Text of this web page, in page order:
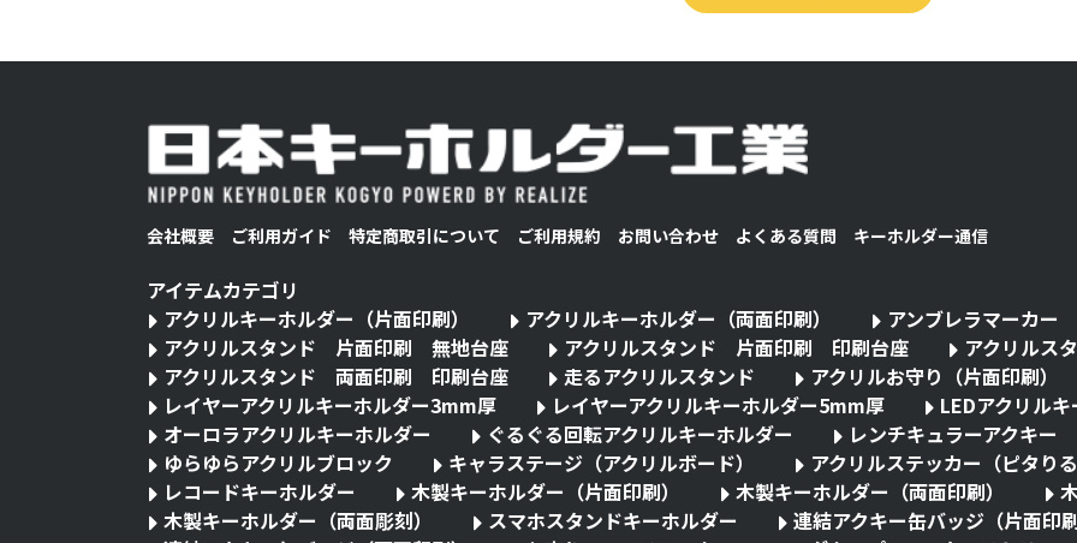
会社概要 ご利用ガイド 特定商取引について ご利用規約 お問い合わせ よくある質問 キーホルダー通信
アイテムカテゴリ
アクリルキーホルダー（片面印刷）
アクリルキーホルダー（両面印刷）
アンブレラマーカー
アクリルスタンド 片面印刷 無地台座
アクリルスタンド 片面印刷 印刷台座
アクリル
アクリルスタンド 両面印刷 印刷台座
走るアクリルスタンド
アクリルお守り（片面印刷）
レイヤーアクリルキーホルダー3mm厚
レイヤーアクリルキーホルダー5mm厚
LEDアクリル
オーロラアクリルキーホルダー
ぐるぐる回転アクリルキーホルダー
レンチキュラーアクキー
ゆらゆらアクリルブロック
キャラステージ（アクリルボード）
アクリルステッカー（ピタり
レコードキーホルダー
木製キーホルダー（片面印刷） 木製キーホルダー（両面印刷）
木製キーホルダー（両面彫刻）
スマホスタンドキーホルダー
連結アクキー缶バッジ（片面印